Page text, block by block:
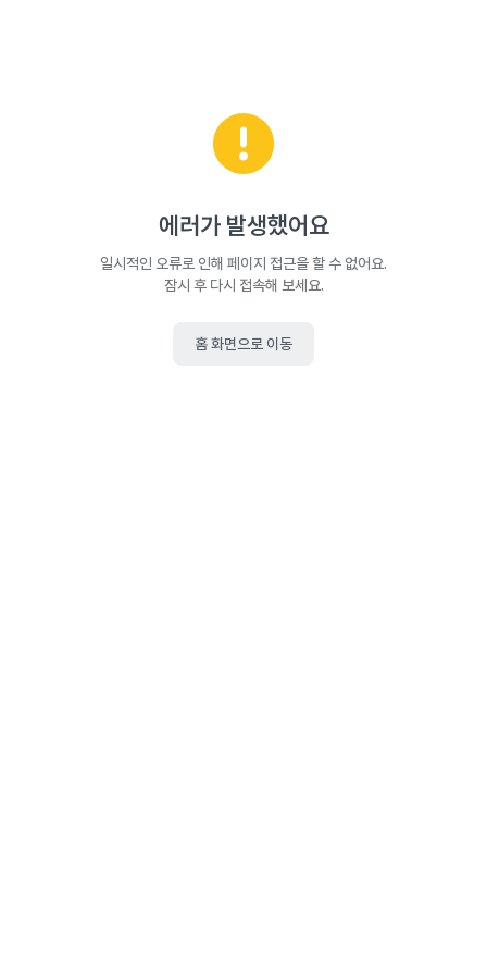
에러가 발생했어요
일시적인 오류로 인해 페이지 접근을 할 수 없어요.
잠시 후 다시 접속해 보세요.
홈 화면으로 이동